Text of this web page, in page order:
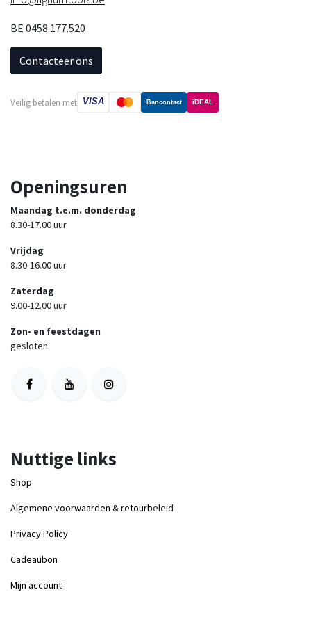
BE 0458.177.520
Contacteer ons
Veilig betalen met VISA Bancontact iDEAL
Openingsuren
Maandag t.e.m. donderdag
8.30-17.00 uur
Vrijdag
8.30-16.00 uur
Zaterdag
9.00-12.00 uur
Zon- en feestdagen
gesloten
Nuttige links
Shop
Algemene voorwaarden & retourbeleid
Privacy Policy
Cadeaubon
Mijn account